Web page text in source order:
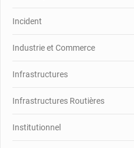
Incident
Industrie et Commerce
Infrastructures
Infrastructures Routières
Institutionnel